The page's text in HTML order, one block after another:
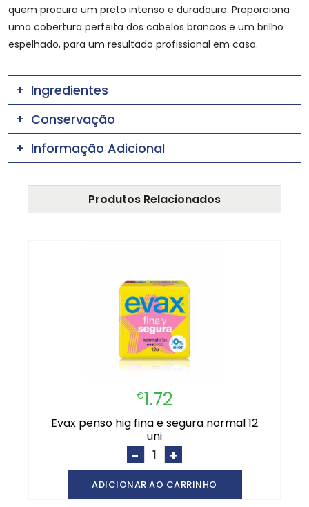
quem procura um preto intenso e duradouro. Proporciona
uma cobertura perfeita dos cabelos brancos e um brilho
espelhado, para um resultado profissional em casa.
Ingredientes
Conservação
Informação Adicional
Produtos Relacionados
€1.72
evax penso hig fina e segura normal 12
uni
- +
ADICIONAR AO CARRINHO